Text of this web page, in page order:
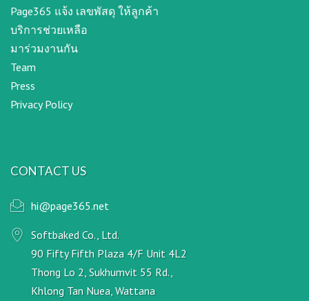
Page365 แจ้ง เลขพัสดุ ให้ลูกค้า
บริการช่วยเหลือ
มาร่วมงานกัน
Team
Press
Privacy Policy
CONTACT US
hi@page365.net
Softbaked Co., Ltd.
90 Fifty Fifth Plaza 4/F Unit 4L2
Thong Lo 2, Sukhumvit 55 Rd.,
Khlong Tan Nuea, Wattana